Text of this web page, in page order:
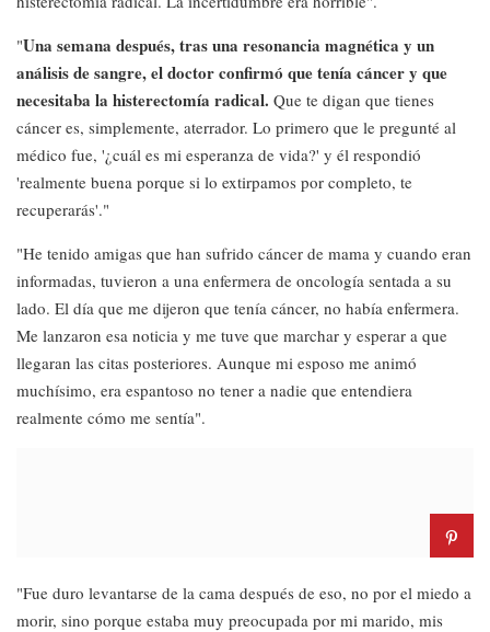
"Una semana después, tras una resonancia magnética y un
análisis de sangre, el doctor confirmó que tenía cáncer y que
necesitaba la histerectomía radical. Que te digan que tienes
cáncer es, simplemente, aterrador. Lo primero que le pregunté al
médico fue, '¿cuál es mi esperanza de vida?' y él respondió
'realmente buena porque si lo extirpamos por completo, te
recuperarás'."
"He tenido amigas que han sufrido cáncer de mama y cuando eran
informadas, tuvieron a una enfermera de oncología sentada a su
lado. El día que me dijeron que tenía cáncer, no había enfermera.
Me lanzaron esa noticia y me tuve que marchar y esperar a que
llegaran las citas posteriores. Aunque mi esposo me animó
muchísimo, era espantoso no tener a nadie que entendiera
realmente cómo me sentía".
"Fue duro levantarse de la cama después de eso, no por el miedo a
morir, sino porque estaba muy preocupada por mi marido, mis